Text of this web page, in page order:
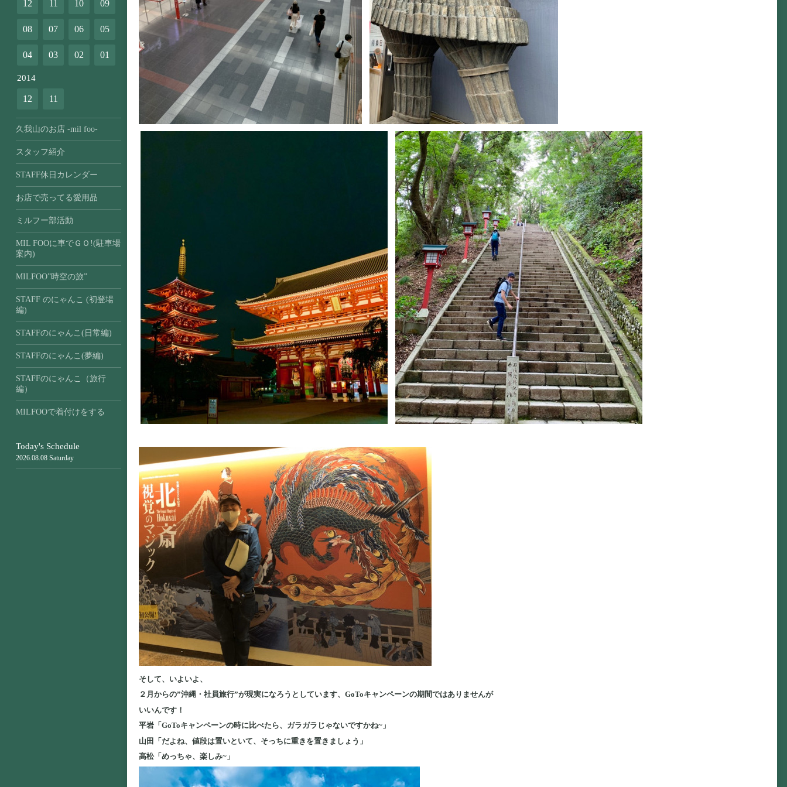
そして、いよいよ、
２月からの”沖縄・社員旅行”が現実になろうとしています、GoToキャンペーンの期間ではありませんが
いいんです！
平岩「GoToキャンペーンの時に比べたら、ガラガラじゃないですかね~」
山田「だよね、値段は置いといて、そっちに重きを置きましょう」
高松「めっちゃ、楽しみ~」
12 11 10 09
08 07 06 05
04 03 02 01
2014
12 11
久我山のお店 -mil foo-
スタッフ紹介
STAFF休日カレンダー
お店で売ってる愛用品
ミルフー部活動
MIL FOOに車でＧＯ!(駐車場
案内)
MILFOO”時空の旅”
STAFF のにゃんこ (初登場
編)
STAFFのにゃんこ(日常編)
STAFFのにゃんこ(夢編)
STAFFのにゃんこ（旅行
編）
MILFOOで着付けをする
Today's Schedule
2026.08.08 Saturday